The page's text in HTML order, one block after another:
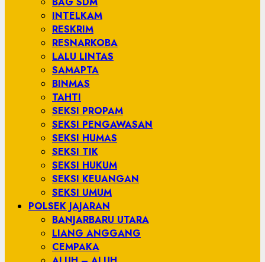
INTELKAM
RESKRIM
RESNARKOBA
LALU LINTAS
SAMAPTA
BINMAS
TAHTI
SEKSI PROPAM
SEKSI PENGAWASAN
SEKSI HUMAS
SEKSI TIK
SEKSI HUKUM
SEKSI KEUANGAN
SEKSI UMUM
POLSEK JAJARAN
BANJARBARU UTARA
LIANG ANGGANG
CEMPAKA